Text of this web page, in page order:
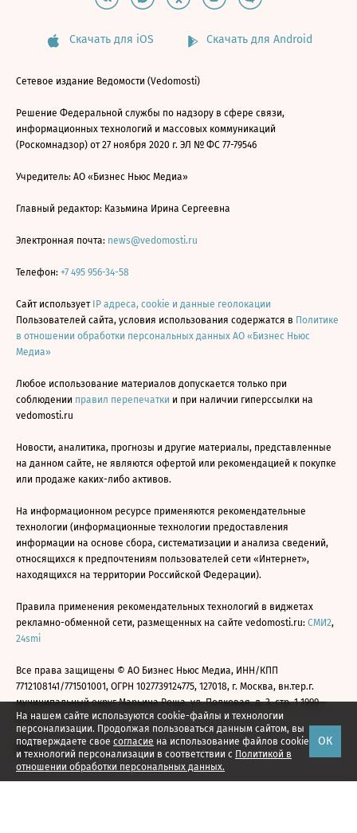
На нашем сайте используются cookie-файлы и технологии
персонализации. Продолжая пользоваться данным сайтом, вы
подтверждаете свое согласие на использование файлов cookie
и технологий персонализации в соответствии с Политикой в
отношении обработки персональных данных.
ОК
Скачать для iOS Скачать для Android
Сетевое издание Ведомости (Vedomosti)
Решение Федеральной службы по надзору в сфере связи,
информационных технологий и массовых коммуникаций
(Роскомнадзор) от 27 ноября 2020 г. ЭЛ № ФС 77-79546
Учредитель: АО «Бизнес Ньюс Медиа»
Главный редактор: Казьмина Ирина Сергеевна
Электронная почта: news@vedomosti.ru
Телефон: +7 495 956-34-58
Сайт использует IP адреса, cookie и данные геолокации
Пользователей сайта, условия использования содержатся в Политике
в отношении обработки персональных данных АО «Бизнес Ньюс
Медиа»
Любое использование материалов допускается только при
соблюдении правил перепечатки и при наличии гиперссылки на
vedomosti.ru
Новости, аналитика, прогнозы и другие материалы, представленные
на данном сайте, не являются офертой или рекомендацией к покупке
или продаже каких-либо активов.
На информационном ресурсе применяются рекомендательные
технологии (информационные технологии предоставления
информации на основе сбора, систематизации и анализа сведений,
относящихся к предпочтениям пользователей сети «Интернет»,
находящихся на территории Российской Федерации).
Правила применения рекомендательных технологий в виджетах
рекламно-обменной сети, размещенных на сайте vedomosti.ru: СМИ2,
24smi
Все права защищены © АО Бизнес Ньюс Медиа, ИНН/КПП
7712108141/771501001, ОГРН 1027739124775, 127018, г. Москва, вн.тер.г.
муниципальный округ Марьина Роща, ул. Полковая, д. 3, стр. 1 1999—
2026